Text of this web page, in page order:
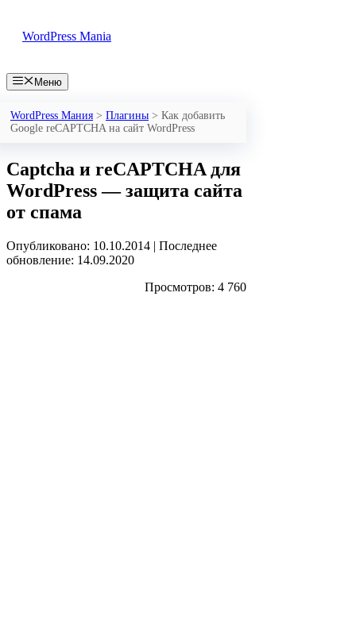
WordPress Mania
Меню
WordPress Мания > Плагины > Как добавить
Google reCAPTCHA на сайт WordPress
Captcha и reCAPTCHA для
WordPress — защита сайта
от спама
Опубликовано: 10.10.2014 | Последнее
обновление: 14.09.2020
Просмотров: 4 760